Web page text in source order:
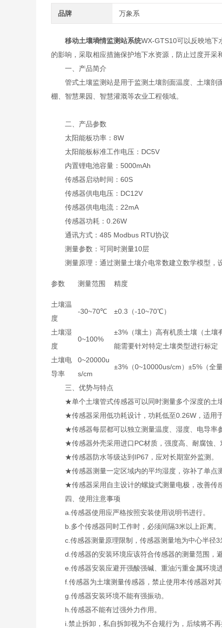
品牌 万象系
移动土壤墒情监测站系统WX-GTS10可以反映地下
的影响，采取相应措施保护地下水资源，防止过度开采
一、产品简介
管式土壤监测站是用于监测土壤剖面温度、土壤剖
棚、智慧果园、智慧灌溉等农业工程领域。
二、产品参数
太阳能板功率：8W
太阳能板标准工作电压：DC5V
内置锂电池容量：5000mAh
传感器启动时间：60S
传感器供电电压：DC12V
传感器供电电流：22mA
传感器功耗：0.26W
通讯方式：485 Modbus RTU协议
测量参数：可同时测量10层
测量原理：通过测量土壤介电常数建立数学模型，
参数 测量范围 精度
土壤温
度
-30~70℃ ±0.3（-10~70℃）
土壤湿
度
0~100%
±3%（壤土）高有机质土壤（土壤
能需要针对特定土壤类型进行标定
土壤电
导率
0~20000u
s/cm
±3%（0~10000us/cm）±5%（全
三、优势与特点
★单个土壤管式传感器可以同时测量多个深度的土
★传感器采用低功耗设计，功耗低至0.26W，适用
★传感器每层都可以独立测量温度、湿度、电导率
★传感器外壳采用进口PC材质，强度高、耐腐蚀、
★传感器防水等级达到IP67，应对长期室外监测。
★传感器测量一定区域内的平均湿度，弥补了单点
★传感器采用自主设计的螺旋式测量电极，改善传
四、使用注意事项
a.传感器使用应严格按照安装使用说明书进行。
b.多个传感器同时工作时，必须间隔3米以上距离。
c.传感器测量原理限制，传感器测量地为中心半径3
d.传感器的安装环境应该符合传感器的测量范围，
e.传感器安装应避开强酸强碱、重油污重金属环境
f.传感器为土壤测量传感器，禁止使用本传感器对其
g.传感器安装环境不能有强振动。
h.传感器不能有过强外力作用。
i.禁止拆卸，私自拆卸视为不合规行为，后续将不再